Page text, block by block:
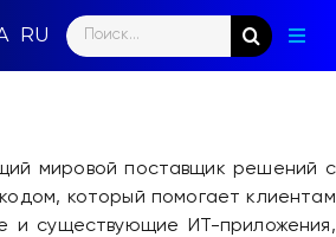
Search
for:
мировой поставщик решений с
который помогает клиентам
и существующие ИТ-приложения,